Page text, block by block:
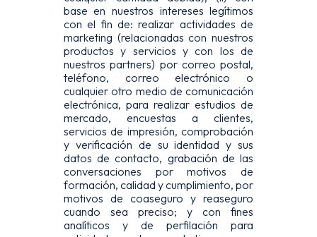
base en nuestros intereses legítimos
con el fin de: realizar actividades de
marketing (relacionadas con nuestros
productos y servicios y con los de
nuestros partners) por correo postal,
teléfono, correo electrónico o
cualquier otro medio de comunicación
electrónica, para realizar estudios de
mercado, encuestas a clientes,
servicios de impresión, comprobación
y verificación de su identidad y sus
datos de contacto, grabación de las
conversaciones por motivos de
formación, calidad y cumplimiento, por
motivos de coaseguro y reaseguro
cuando sea preciso; y con fines
analíticos y de perfilación para